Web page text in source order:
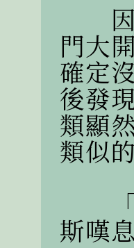
因
門大
確定
後發
類顯
類似
「
斯嘆